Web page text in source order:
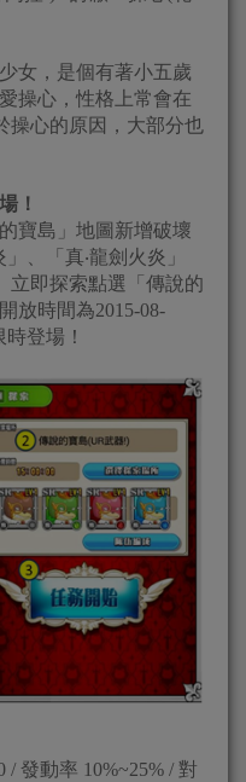
女，是個有著小五歲
操心，性格上常會在
操心的原因，大部分也
！
寶島」地圖新增破壞
、「真‧龍劍火炎」
立即探索點選「傳說的
放時間為2015-08-
時登場！
/ 發動率 10%~25% / 對